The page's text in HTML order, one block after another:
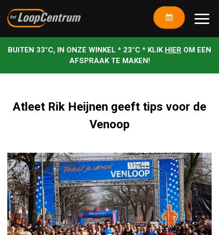
BUITEN 33°C, IN ONZE WINKEL * 23°C * KLIK HIER OM EEN
AFSPRAAK TE MAKEN!
Atleet Rik Heijnen geeft tips voor de
Venoop